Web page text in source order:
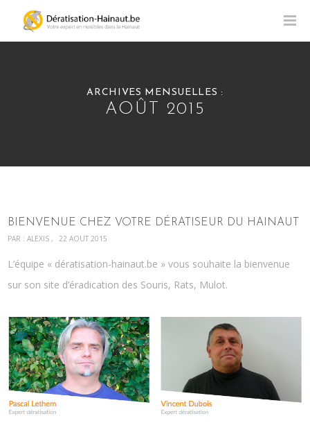
ARCHIVES MENSUELLES :
AOÛT 2015
BIENVENUE CHEZ VOTRE DÉRATISEUR DU HAINAUT
PAR :ALEXIS 22 AOÛT 2015
L’équipe « dératisation-hainaut.be » vous souhaite la bienvenue
sur son site d’éradication des Souris, Rats, Mulot.